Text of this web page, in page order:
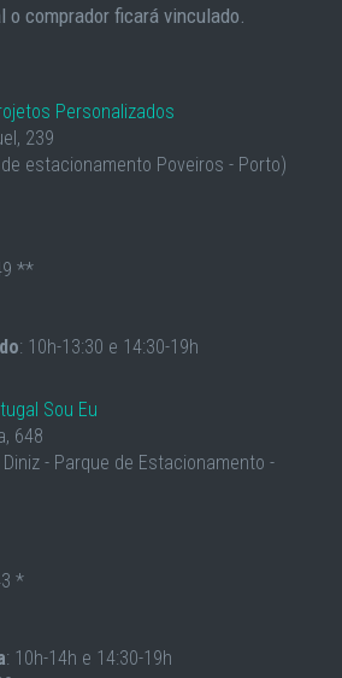
o comprador ficará vinculado.
Personalizados
239
estacionamento Poveiros - Porto)
**
: 10h-13:30 e 14:30-19h
Sou Eu
648
- Parque de Estacionamento -
*
: 10h-14h e 14:30-19h